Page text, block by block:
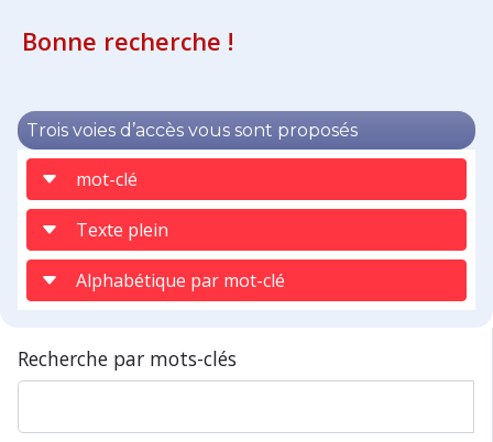
Bonne recherche !
Trois voies d’accès vous sont proposés
mot-clé
Texte plein
Alphabétique par mot-clé
Recherche par mots-clés